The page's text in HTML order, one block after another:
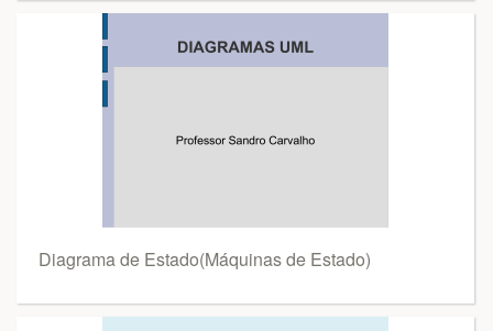
Diagrama de Estado(Máquinas de Estado)